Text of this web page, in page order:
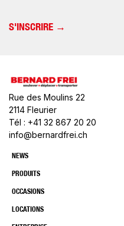
Rue des Moulins 22
2114 Fleurier
Tél : +41 32 867 20 20
info@bernardfrei.ch
NEWS
PRODUITS
OCCASIONS
LOCATIONS